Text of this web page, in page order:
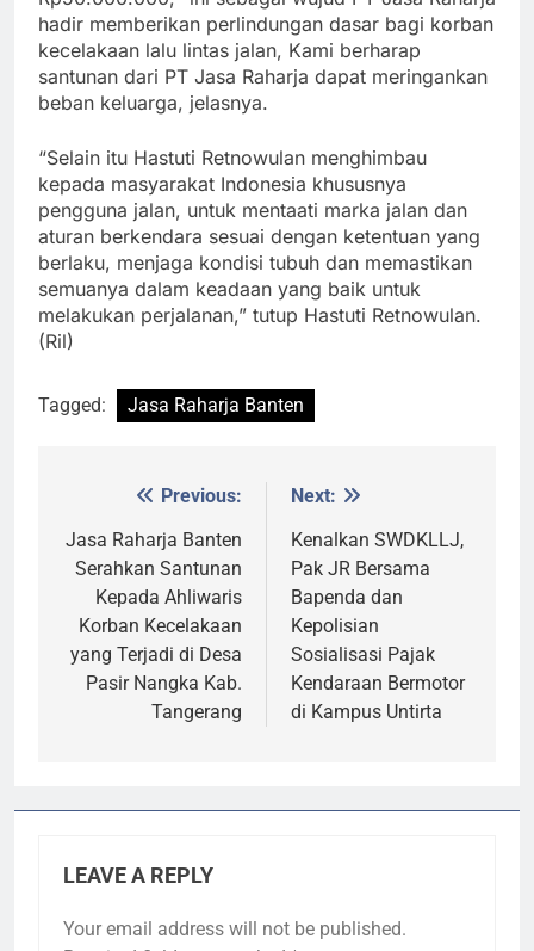
hadir memberikan perlindungan dasar bagi korban
kecelakaan lalu lintas jalan, Kami berharap
santunan dari PT Jasa Raharja dapat meringankan
beban keluarga, jelasnya.
“Selain itu Hastuti Retnowulan menghimbau
kepada masyarakat Indonesia khususnya
pengguna jalan, untuk mentaati marka jalan dan
aturan berkendara sesuai dengan ketentuan yang
berlaku, menjaga kondisi tubuh dan memastikan
semuanya dalam keadaan yang baik untuk
melakukan perjalanan,” tutup Hastuti Retnowulan.
(Ril)
Tagged: Jasa Raharja Banten
navigation
Previous:
Jasa Raharja Banten
Serahkan Santunan
Kepada Ahliwaris
Korban Kecelakaan
yang Terjadi di Desa
Pasir Nangka Kab.
Tangerang
Next:
Kenalkan SWDKLLJ,
Pak JR Bersama
Bapenda dan
Kepolisian
Sosialisasi Pajak
Kendaraan Bermotor
di Kampus Untirta
LEAVE A REPLY
Your email address will not be published.